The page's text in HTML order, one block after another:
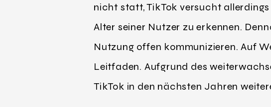
nicht statt, TikTok versucht
Alter seiner Nutzer zu erkennen.
Nutzung offen kommunizieren. Auf
Leitfaden. Aufgrund des
TikTok in den nächsten Jahren